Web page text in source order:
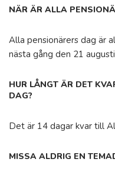
NÄR ÄR ALLA
Alla pensionärers dag är
nästa gång den 21
HUR LÅNGT ÄR DET
DAG?
Det är 14 dagar kvar till
MISSA ALDRIG EN